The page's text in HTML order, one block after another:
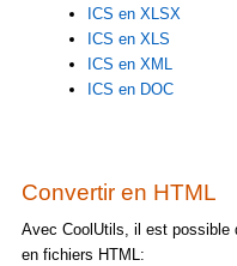
ICS en XLSX
ICS en XLS
ICS en XML
ICS en DOC
Convertir en HTML
Avec CoolUtils, il est possible
en fichiers HTML: